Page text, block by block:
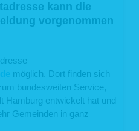
kann die
vorgenommen
möglich. Dort finden sich
bundesweiten Service,
Hamburg entwickelt hat und
Gemeinden in ganz